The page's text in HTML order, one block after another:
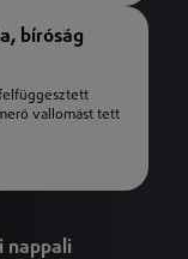
bíróság
vallomást tett
nappali